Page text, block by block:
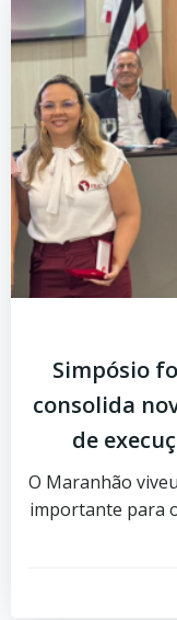
Simpósio
consolida
de
O Maranhão
importante para